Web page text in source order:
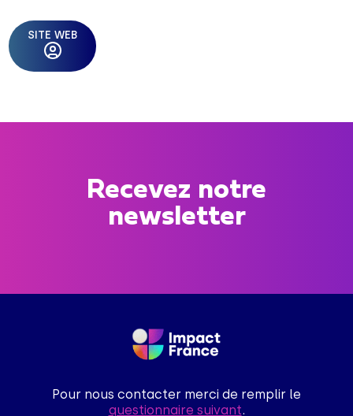
SITE WEB
Recevez notre
newsletter
Pour nous contacter merci de remplir le
questionnaire suivant.